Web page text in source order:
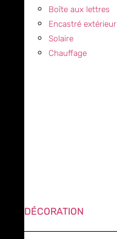
Boîte aux lettres
Encastré extérieur
Solaire
Chauffage
DÉCORATION